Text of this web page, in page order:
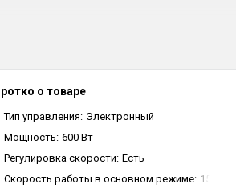
о товаре
Тип управления: Электронный
Мощность: 600 Вт
Регулировка скорости: Есть
Скорость работы в основном режиме: 15000